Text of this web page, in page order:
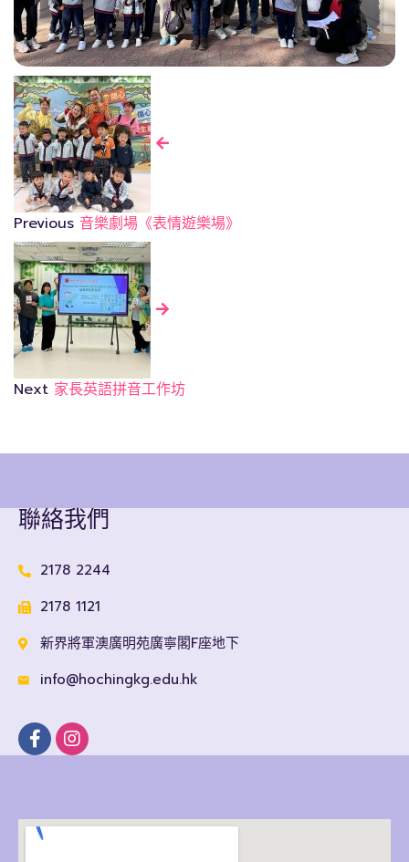
Previous 音樂劇場《表情遊樂場》
Next 家長英語拼音工作坊
聯絡我們
2178 2244
2178 1121
新界將軍澳廣明苑廣寧閣F座地下
info@hochingkg.edu.hk